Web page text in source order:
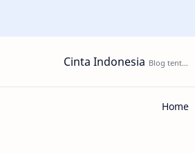
Cinta Indonesia